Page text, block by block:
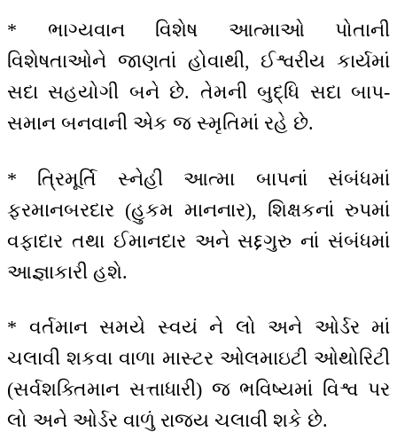
* ભાગ્યવાન વિશેષ આત્માઓ પોતાની
વિશેષતાઓને જાણતાં હોવાથી, ઈશ્વરીય કાર્યમાં
સદા સહયોગી બને છે. તેમની બુદ્ધિ સદા બાપ-
સમાન બનવાની એક જ સ્મૃતિમાં રહે છે.
* ત્રિમૂર્તિ સ્નેહી આત્મા બાપનાં સંબંધમાં
ફરમાનબરદાર (હુકમ માનનાર), શિક્ષકનાં રુપમાં
વફાદાર તથા ઈમાનદાર અને સદ્દગુરુ નાં સંબંધમાં
આજ્ઞાકારી હશે.
* વર્તમાન સમયે સ્વયં ને લો અને ઓર્ડર માં
ચલાવી શકવા વાળા માસ્ટર ઓલમાઇટી ઓથોરિટી
(સર્વશક્તિમાન સત્તાધારી) જ ભવિષ્યમાં વિશ્વ પર
લો અને ઓર્ડર વાળું રાજ્ય ચલાવી શકે છે.